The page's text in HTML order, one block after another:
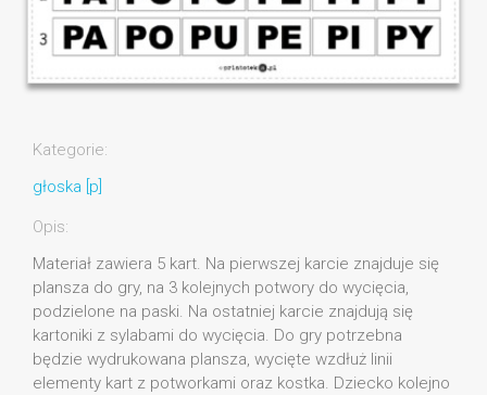
Kategorie:
głoska [p]
Opis:
Materiał zawiera 5 kart. Na pierwszej karcie znajduje się
plansza do gry, na 3 kolejnych potwory do wycięcia,
podzielone na paski. Na ostatniej karcie znajdują się
kartoniki z sylabami do wycięcia. Do gry potrzebna
będzie wydrukowana plansza, wycięte wzdłuż linii
elementy kart z potworkami oraz kostka. Dziecko kolejno